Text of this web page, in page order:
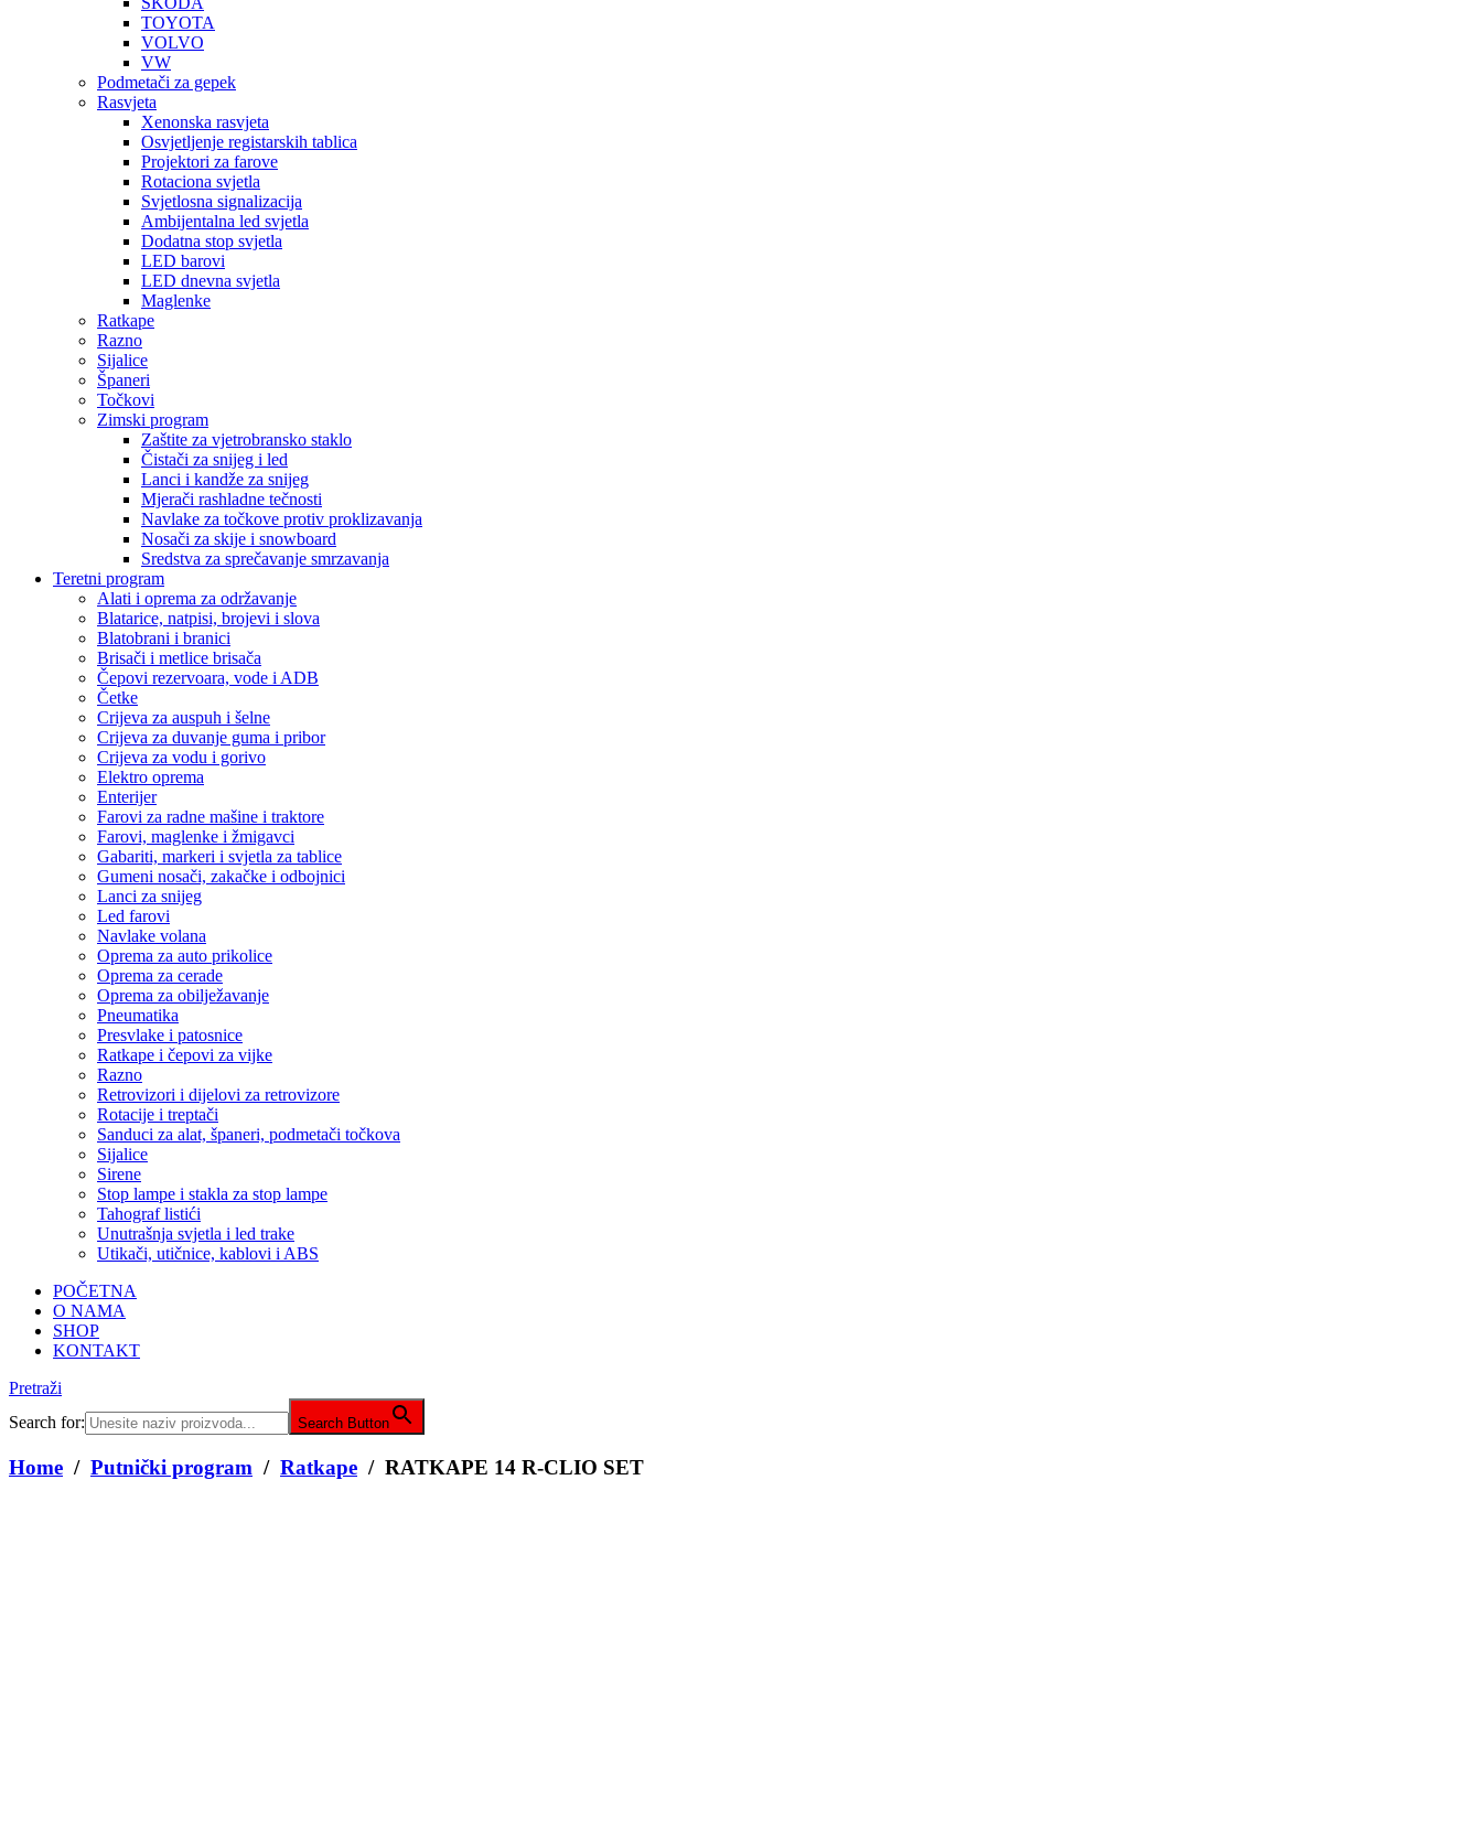
TOYOTA
VOLVO
VW
Podmetači za gepek
Rasvjeta
Xenonska rasvjeta
Osvjetljenje registarskih tablica
Projektori za farove
Rotaciona svjetla
Svjetlosna signalizacija
Ambijentalna led svjetla
Dodatna stop svjetla
LED barovi
LED dnevna svjetla
Maglenke
Ratkape
Razno
Sijalice
Španeri
Točkovi
Zimski program
Zaštite za vjetrobransko staklo
Čistači za snijeg i led
Lanci i kandže za snijeg
Mjerači rashladne tečnosti
Navlake za točkove protiv proklizavanja
Nosači za skije i snowboard
Sredstva za sprečavanje smrzavanja
Teretni program
Alati i oprema za održavanje
Blatarice, natpisi, brojevi i slova
Blatobrani i branici
Brisači i metlice brisača
Čepovi rezervoara, vode i ADB
Četke
Crijeva za auspuh i šelne
Crijeva za duvanje guma i pribor
Crijeva za vodu i gorivo
Elektro oprema
Enterijer
Farovi za radne mašine i traktore
Farovi, maglenke i žmigavci
Gabariti, markeri i svjetla za tablice
Gumeni nosači, zakačke i odbojnici
Lanci za snijeg
Led farovi
Navlake volana
Oprema za auto prikolice
Oprema za cerade
Oprema za obilježavanje
Pneumatika
Presvlake i patosnice
Ratkape i čepovi za vijke
Razno
Retrovizori i dijelovi za retrovizore
Rotacije i treptači
Sanduci za alat, španeri, podmetači točkova
Sijalice
Sirene
Stop lampe i stakla za stop lampe
Tahograf listići
Unutrašnja svjetla i led trake
Utikači, utičnice, kablovi i ABS
POČETNA
O NAMA
SHOP
KONTAKT
Pretraži
Search for:
Search Button
Home / Putnički program / Ratkape / RATKAPE 14 R-CLIO SET